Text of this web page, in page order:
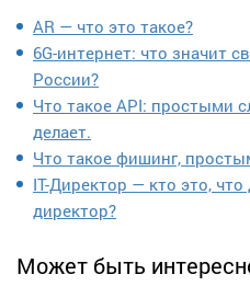
AR — что это такое?
6G-интернет: что значит
России?
Что такое API: простыми
делает.
Что такое фишинг,
IT-Директор — кто это,
директор?
Может быть